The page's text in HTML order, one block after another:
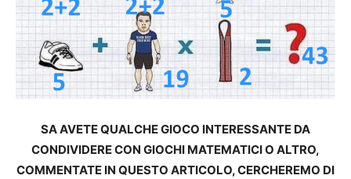
SA AVETE QUALCHE GIOCO INTERESSANTE DA
CONDIVIDERE CON GIOCHI MATEMATICI O ALTRO,
COMMENTATE IN QUESTO ARTICOLO, CERCHEREMO DI